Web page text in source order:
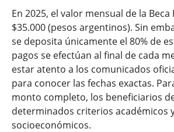
En 2025, el valor mensual de la
$35.000 (pesos argentinos). Sin
se deposita únicamente el 80% de
pagos se efectúan al final de cada
estar atento a los comunicados
para conocer las fechas exactas.
monto completo, los beneficiarios
determinados criterios académicos
socioeconómicos.